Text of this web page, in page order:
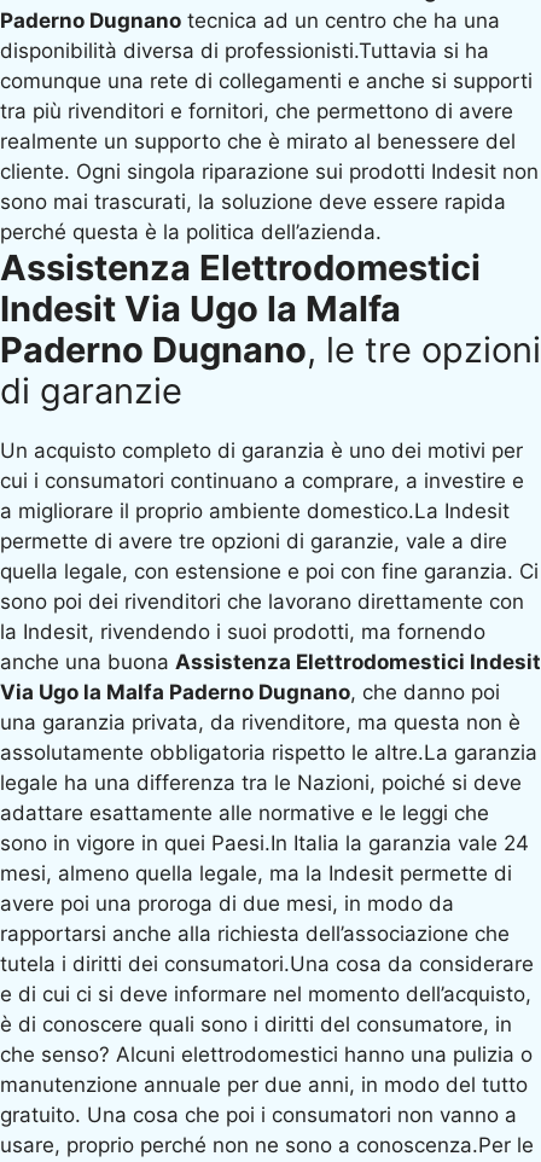
Paderno Dugnano tecnica ad un centro che ha una
disponibilità diversa di professionisti.Tuttavia si ha
comunque una rete di collegamenti e anche si supporti
tra più rivenditori e fornitori, che permettono di avere
realmente un supporto che è mirato al benessere del
cliente. Ogni singola riparazione sui prodotti Indesit non
sono mai trascurati, la soluzione deve essere rapida
perché questa è la politica dell’azienda.
Assistenza Elettrodomestici
Indesit Via Ugo la Malfa
Paderno Dugnano, le tre opzioni
di garanzie
Un acquisto completo di garanzia è uno dei motivi per
cui i consumatori continuano a comprare, a investire e
a migliorare il proprio ambiente domestico.La Indesit
permette di avere tre opzioni di garanzie, vale a dire
quella legale, con estensione e poi con fine garanzia. Ci
sono poi dei rivenditori che lavorano direttamente con
la Indesit, rivendendo i suoi prodotti, ma fornendo
anche una buona Assistenza Elettrodomestici Indesit
Via Ugo la Malfa Paderno Dugnano, che danno poi
una garanzia privata, da rivenditore, ma questa non è
assolutamente obbligatoria rispetto le altre.La garanzia
legale ha una differenza tra le Nazioni, poiché si deve
adattare esattamente alle normative e le leggi che
sono in vigore in quei Paesi.In Italia la garanzia vale 24
mesi, almeno quella legale, ma la Indesit permette di
avere poi una proroga di due mesi, in modo da
rapportarsi anche alla richiesta dell’associazione che
tutela i diritti dei consumatori.Una cosa da considerare
e di cui ci si deve informare nel momento dell’acquisto,
è di conoscere quali sono i diritti del consumatore, in
che senso? Alcuni elettrodomestici hanno una pulizia o
manutenzione annuale per due anni, in modo del tutto
gratuito. Una cosa che poi i consumatori non vanno a
usare, proprio perché non ne sono a conoscenza.Per le